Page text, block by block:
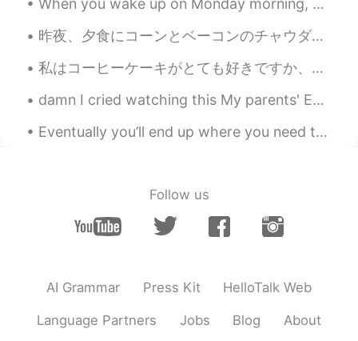
When you wake up on Monday morning, you should feel happy, inspired, and motivated to make the be...
昨夜、夕食にコーンとベーコンのチャウダーを作った Last night, I made corn and bacon chowder for dinner いっぱい作ってなりちゃったので、残り...
私はコーヒーケーキがとても好きですか、息子のために良く買ってあげるので、今週末に作ってみようと思った I really like coffee cake and often buy it for...
damn I cried watching this My parents' English is more proficient than most older immigrants her...
Eventually you’ll end up where you need to be, with who you’re meant to be with, and doing what y...
Follow us
AI Grammar Press Kit HelloTalk Web
Language Partners Jobs Blog About